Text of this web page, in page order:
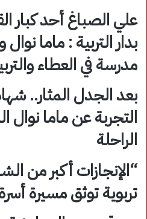
علي الصباغ أحد كبار
بدار التربية : ماما
مدرسة في العطاء
بعد الجدل المثار..
التجربة عن ماما نوال
الراحلة
“الإنجازات أكبر من
تربوية توثق مسيرة